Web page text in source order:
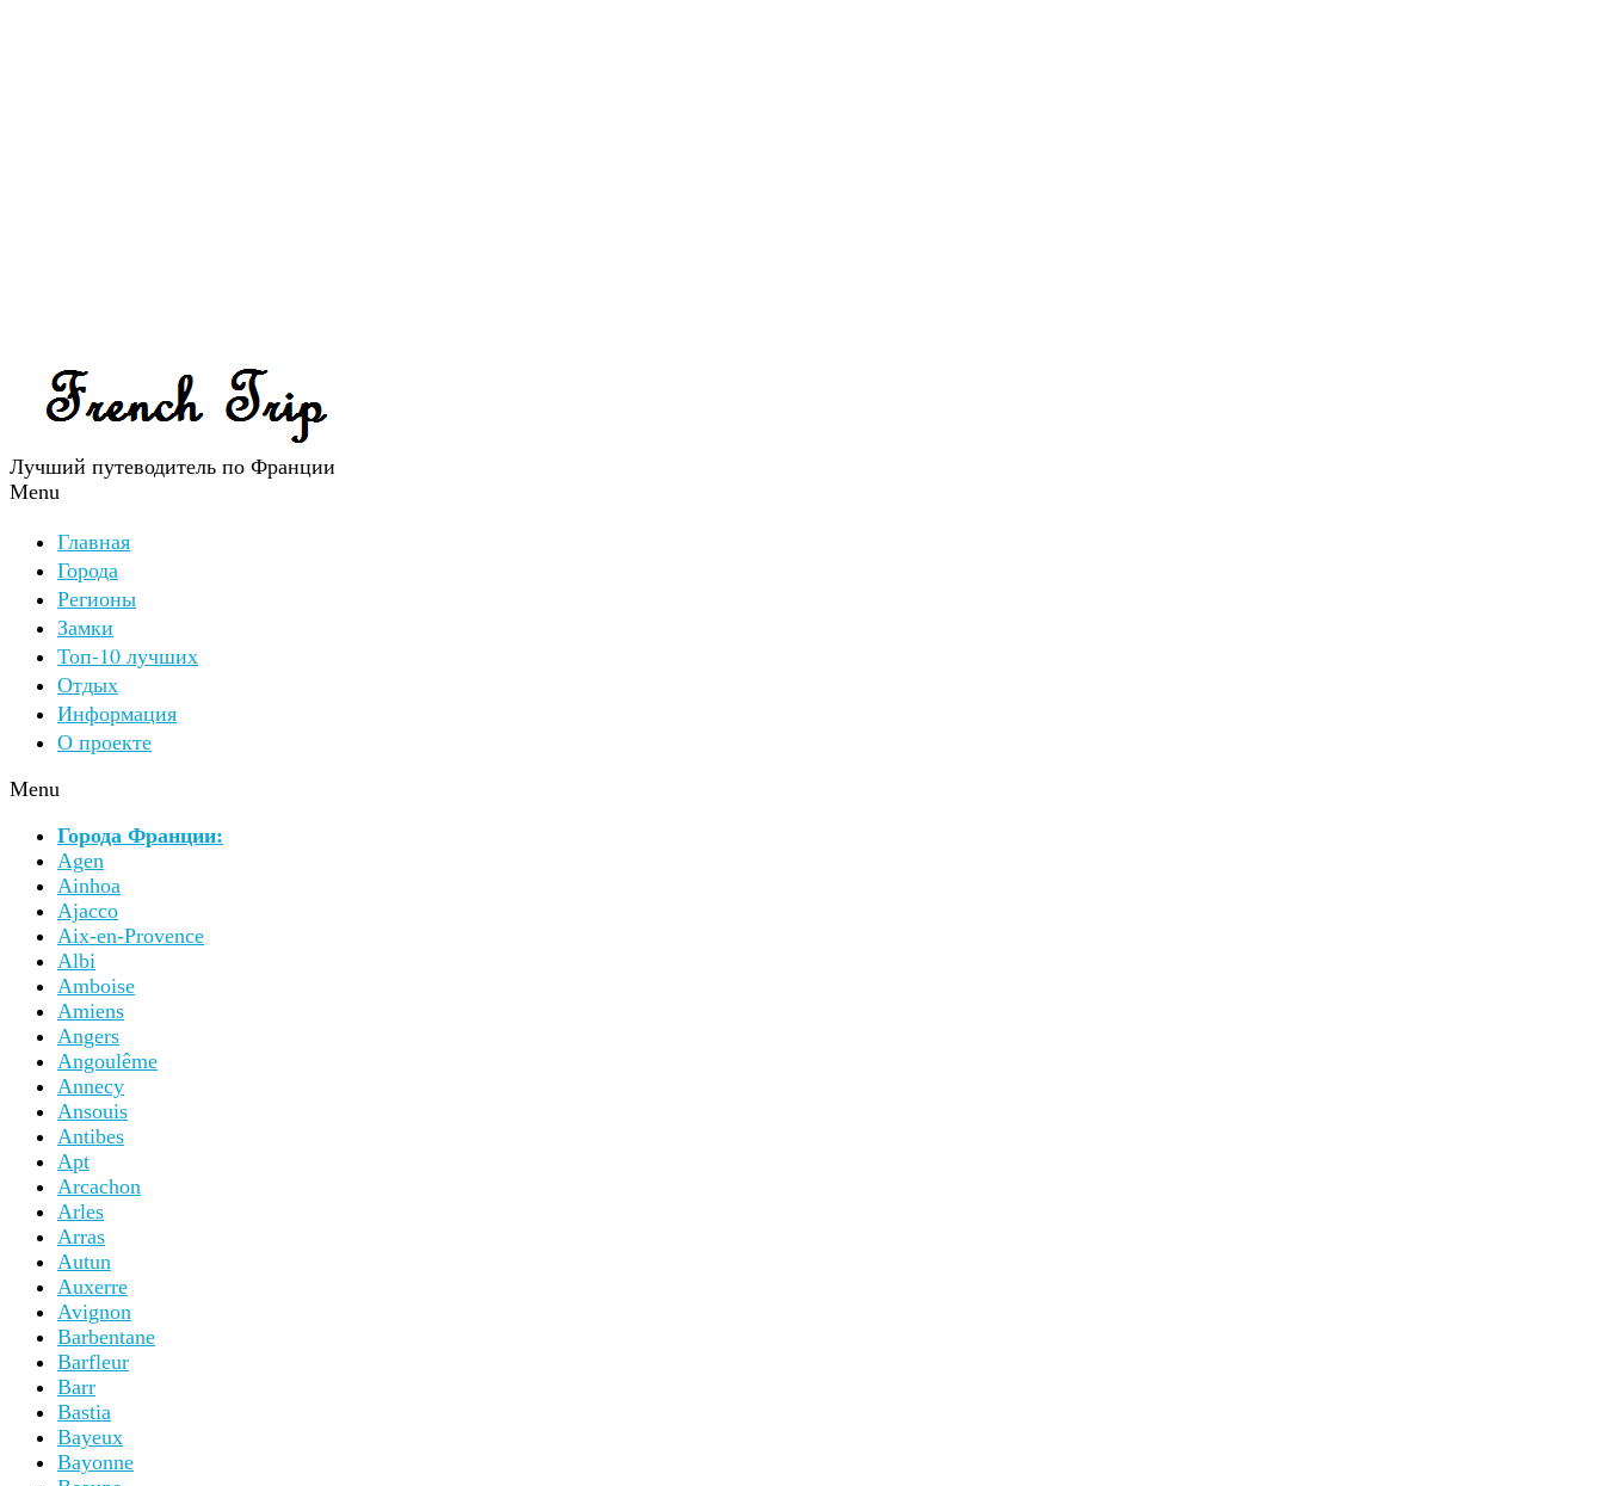
Лучший путеводитель по Франции
Menu
Главная
Города
Регионы
Замки
Топ-10 лучших
Отдых
Информация
О проекте
Menu
Города Франции:
Agen
Ainhoa
Ajacco
Aix-en-Provence
Albi
Amboise
Amiens
Angers
Angoulême
Annecy
Ansouis
Antibes
Apt
Arcachon
Arles
Arras
Autun
Auxerre
Avignon
Barbentane
Barfleur
Barr
Bastia
Bayeux
Bayonne